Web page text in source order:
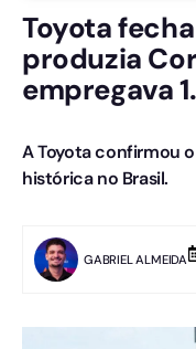
Toyota
produzia
empregava
A Toyota confirmou
histórica no Brasil.
GABRIEL ALMEIDA